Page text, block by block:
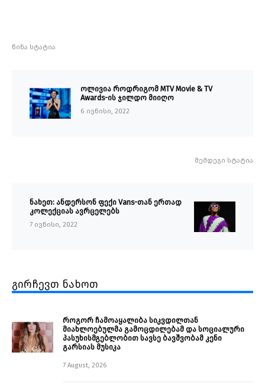
წინა სტატია
ოლივია როდრიგომ MTV Movie & TV
Awards-ის ჯილდო მიიღო
6 ივნისი, 2022
შემდეგი სტატია
ნახეთ: ანდერსონ ფექი Vans-თან ერთად
კოლექციას ავრცელებს
7 ივნისი, 2022
გირჩევთ ნახოთ
როგორ ჩამოაყალიბა სიკვდილთან
მიახლოებულმა გამოცდილებამ და სოციალური
პასუხისმგებლობით სავსე ბავშვობამ კენი
გარსიას მუსიკა
7 August, 2026